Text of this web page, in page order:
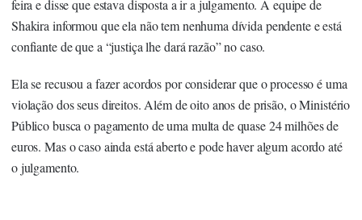
feira e disse que estava disposta a ir a julgamento. A equipe de
Shakira informou que ela não tem nenhuma dívida pendente e está
confiante de que a “justiça lhe dará razão” no caso.
Ela se recusou a fazer acordos por considerar que o processo é uma
violação dos seus direitos. Além de oito anos de prisão, o Ministério
Público busca o pagamento de uma multa de quase 24 milhões de
euros. Mas o caso ainda está aberto e pode haver algum acordo até
o julgamento.